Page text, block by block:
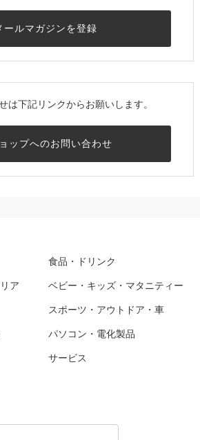
ールマガジンを登録
は下記リンクからお願いします。
ップへのお問い合わせ
食品・ドリンク
ア ベビー・キッズ・マタニティー
スポーツ・アウトドア・車
パソコン・電化製品
サービス